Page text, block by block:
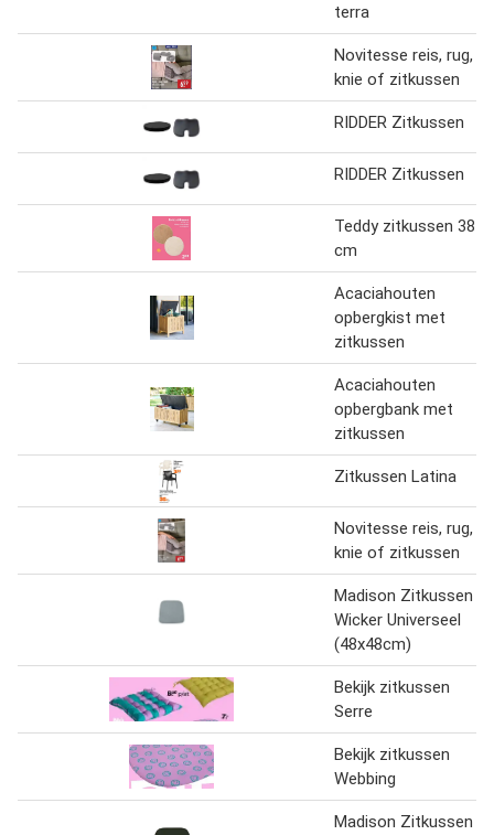
terra
Novitesse reis, rug,
knie of zitkussen
RIDDER Zitkussen
RIDDER Zitkussen
Teddy zitkussen 38
cm
Acaciahouten
opbergkist met
zitkussen
Acaciahouten
opbergbank met
zitkussen
Zitkussen Latina
Novitesse reis, rug,
knie of zitkussen
Madison Zitkussen
Wicker Universeel
(48x48cm)
Bekijk zitkussen
Serre
Bekijk zitkussen
Webbing
Madison Zitkussen